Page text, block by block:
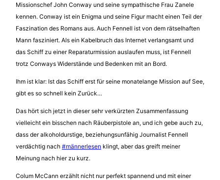
Missionschef John Conway und seine sympathische Frau Zanele
kennen. Conway ist ein Enigma und seine Figur macht einen Teil der
Faszination des Romans aus. Auch Fennell ist von dem rätselhaften
Mann fasziniert. Als ein Kabelbruch das Internet verlangsamt und
das Schiff zu einer Reparaturmission auslaufen muss, ist Fennell
trotz Conways Widerstände und Bedenken mit an Bord.
Ihm ist klar: Ist das Schiff erst für seine monatelange Mission auf See,
gibt es so schnell kein Zurück…
Das hört sich jetzt in dieser sehr verkürzten Zusammenfassung
vielleicht ein bisschen nach Räuberpistole an, und ich gebe auch zu,
dass der alkoholdurstige, beziehungsunfähig Journalist Fennell
verdächtig nach #männerlesen klingt, aber das greift meiner
Meinung nach hier zu kurz.
Colum McCann erzählt nicht nur perfekt spannend und mit einer